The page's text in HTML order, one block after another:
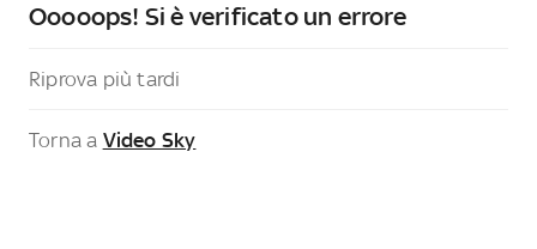
Ooooops! Si è verificato un errore
Riprova più tardi
Torna a Video Sky